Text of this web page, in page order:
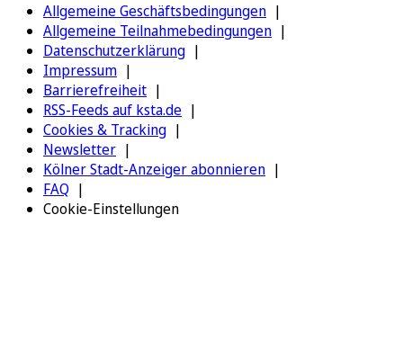
Allgemeine Geschäftsbedingungen
Allgemeine Teilnahmebedingungen
Datenschutzerklärung
Impressum
Barrierefreiheit
RSS-Feeds auf ksta.de
Cookies & Tracking
Newsletter
Kölner Stadt-Anzeiger abonnieren
FAQ
Cookie-Einstellungen